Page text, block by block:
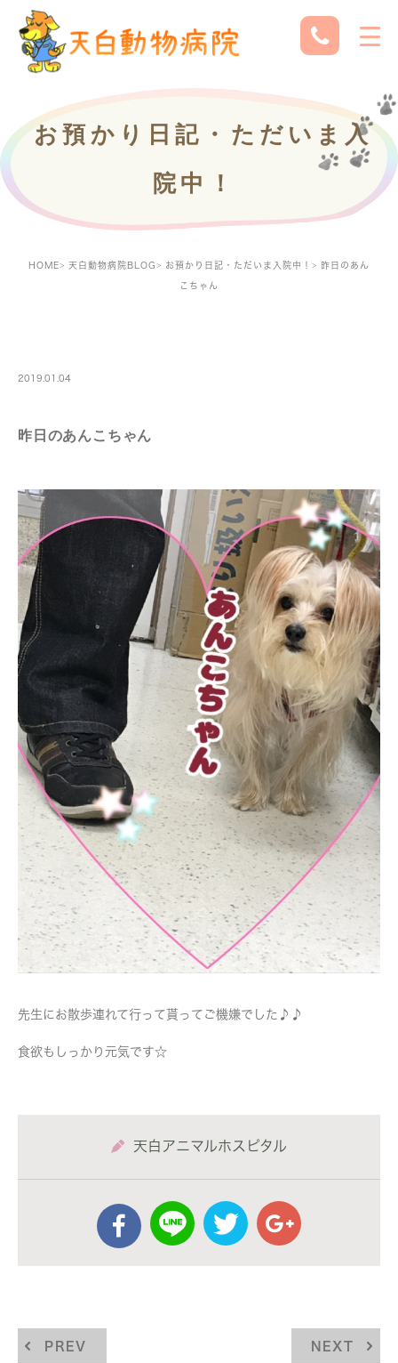
お預かり日記・ただいま入
院中！
HOME 天白動物病院BLOG お預かり日記・ただいま入院中！ 昨日のあん
こちゃん
2019.01.04
昨日のあんこちゃん
先生にお散歩連れて行って貰ってご機嫌でした♪♪
食欲もしっかり元気です☆
天白アニマルホスピタル
PREV NEXT